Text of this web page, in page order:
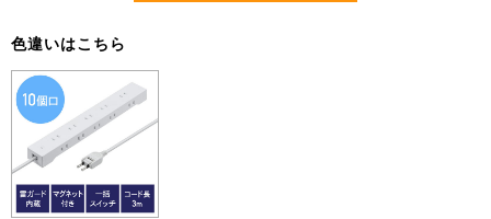
色違いはこちら